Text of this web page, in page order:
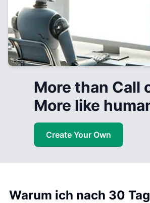
More than Call
More like
Create Your Own
Warum ich nach 30